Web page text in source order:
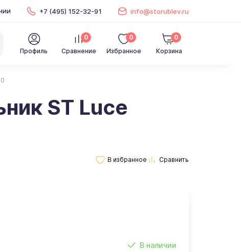
+7 (495) 152-32-91 info@storublev.ru
Профиль Сравнение
0
Избранное
0
Корзина
0
ST Luce
В наличии